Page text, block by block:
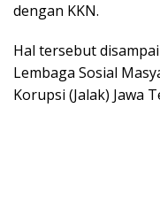
dengan KKN.
Hal tersebut
Lembaga Sosial
Korupsi (Jalak) Jawa